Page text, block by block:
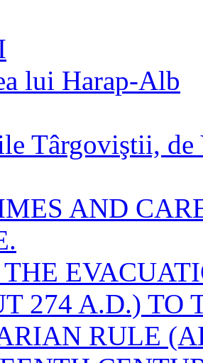
lui Harap-Alb
Târgoviştii, de
AND
274 A.D.) TO
RULE